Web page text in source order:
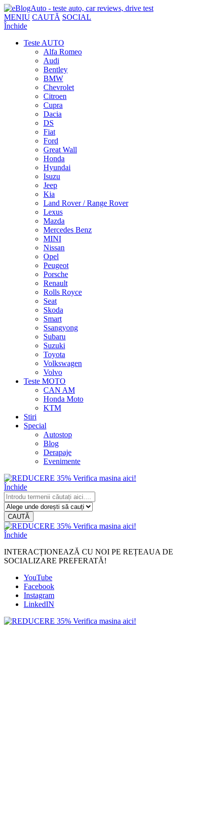
MENIU CAUTĂ SOCIAL
Închide
Teste AUTO
Alfa Romeo
Audi
Bentley
BMW
Chevrolet
Citroen
Cupra
Dacia
DS
Fiat
Ford
Great Wall
Honda
Hyundai
Isuzu
Jeep
Kia
Land Rover / Range Rover
Lexus
Mazda
Mercedes Benz
MINI
Nissan
Opel
Peugeot
Porsche
Renault
Rolls Royce
Seat
Skoda
Smart
Ssangyong
Subaru
Suzuki
Toyota
Volkswagen
Volvo
Teste MOTO
CAN AM
Honda Moto
KTM
Stiri
Special
Autostop
Blog
Derapaje
Evenimente
Închide
CAUTĂ
Închide
INTERACȚIONEAZĂ CU NOI PE REȚEAUA DE
SOCIALIZARE PREFERATĂ!
YouTube
Facebook
Instagram
LinkedIN